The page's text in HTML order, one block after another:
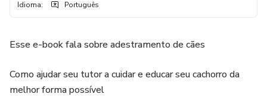
Idioma: Português
Esse e-book fala sobre adestramento de cães
Como ajudar seu tutor a cuidar e educar seu cachorro da
melhor forma possível